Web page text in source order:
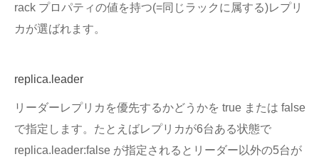
rack プロパティの値を持つ(=同じラックに属する)レプリ
カが選ばれます。
replica.leader
リーダーレプリカを優先するかどうかを true または false
で指定します。たとえばレプリカが6台ある状態で
replica.leader:false が指定されるとリーダー以外の5台が